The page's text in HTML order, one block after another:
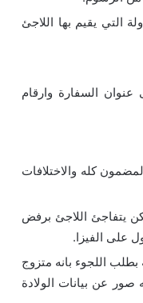
التي يقيم بها اللاجئ
السفارة وارقام
كله والاختلافات
يتفاجئ اللاجئ برفض
على الفيزا.
اللجوء بانه متزوج
صور عن بيانات الولادة